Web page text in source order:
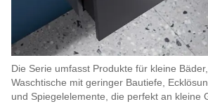
Die Serie umfasst Produkte für kleine
Waschtische mit geringer Bautiefe,
und Spiegelelemente, die perfekt an kleine